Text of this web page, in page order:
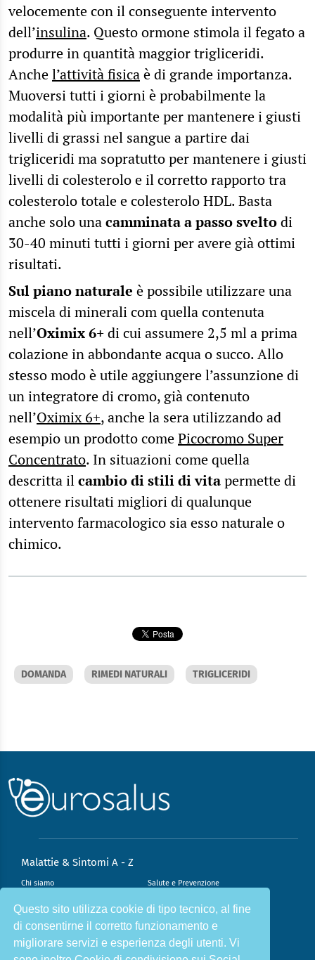
Questo sito utilizza cookie di tipo tecnico, al fine
di consentirne il corretto funzionamento e
migliorare servizi e esperienza degli utenti. Vi
velocemente con il conseguente intervento
dell’insulina. Questo ormone stimola il fegato a
produrre in quantità maggior trigliceridi.
Anchel’attività fisicaè di grande importanza.
Muoversi tutti i giorni è probabilmente la
modalità più importante per mantenere i giusti
livelli di grassi nel sangue a partire dai
trigliceridi ma sopratutto per mantenere i giusti
livelli di colesterolo e il corretto rapporto tra
colesterolo totale e colesterolo HDL. Basta
anche solo unacamminata a passo sveltodi
30-40 minuti tutti i giorni per avere già ottimi
risultati.
Sul piano naturale è possibile utilizzare una
miscela di minerali com quella contenuta
nell’Oximix 6+di cui assumere 2,5 ml a prima
colazione in abbondante acqua o succo. Allo
stesso modo è utile aggiungere l’assunzione di
un integratore di cromo, già contenuto
nell’Oximix 6+, anche la sera utilizzando ad
esempio un prodotto comePicocromo Super
Concentrato. In situazioni come quella
descritta ilcambio di stili di vitapermette di
ottenere risultati migliori di qualunque
intervento farmacologico sia esso naturale o
chimico.
DOMANDA RIMEDI NATURALI TRIGLICERIDI
Malattie & Sintomi A - Z
Chi siamo Salute e Prevenzione
Infiammazione e Allergia Direzione scientifica
Nutrizione e Stili di vita Sport e Benessere
Cookie Policy L’angolo del dottore